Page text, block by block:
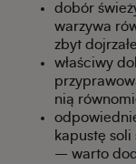
dobór
warzywa
zbyt
właściwy
nią
kapustę
– warto